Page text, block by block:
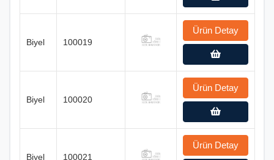
Biyel 100019
Ürün Detay
Biyel 100020
Ürün Detay
Biyel 100021
Ürün Detay